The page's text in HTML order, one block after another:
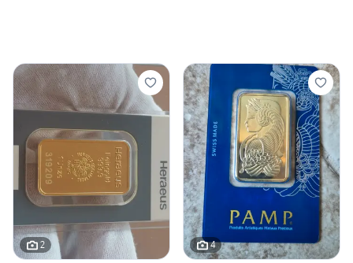
2 4